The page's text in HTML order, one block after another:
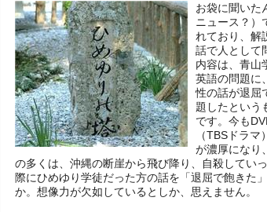
お袋に聞いた
ニュース？）
れており、解
話で人として
内容は、青山
英語の問題に
性の話が退屈
題したという
です。今も
（TBSドラ
が濃厚になり
の多くは、沖縄の断崖から飛び降り、自殺してい
際にひめゆり学徒だった方の話を「退屈で飽きた
か。想像力が欠如しているとしか、思えません。